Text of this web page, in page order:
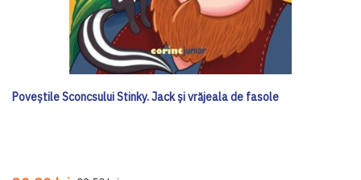
Poveștile Sconcsului Stinky. Jack și vrăjeala de fasole